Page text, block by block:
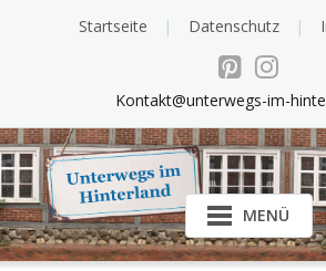
Startseite Datenschutz
Kontakt@unterwegs-im-
MENÜ